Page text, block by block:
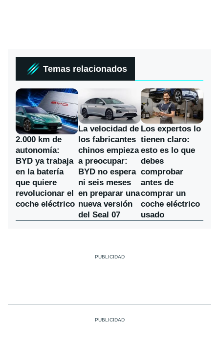
Temas relacionados
2.000 km de
autonomía:
BYD ya trabaja
en la batería
que quiere
revolucionar el
coche eléctrico
La velocidad de
los fabricantes
chinos empieza
a preocupar:
BYD no espera
ni seis meses
en preparar una
nueva versión
del Seal 07
Los expertos lo
tienen claro:
esto es lo que
debes
comprobar
antes de
comprar un
coche eléctrico
usado